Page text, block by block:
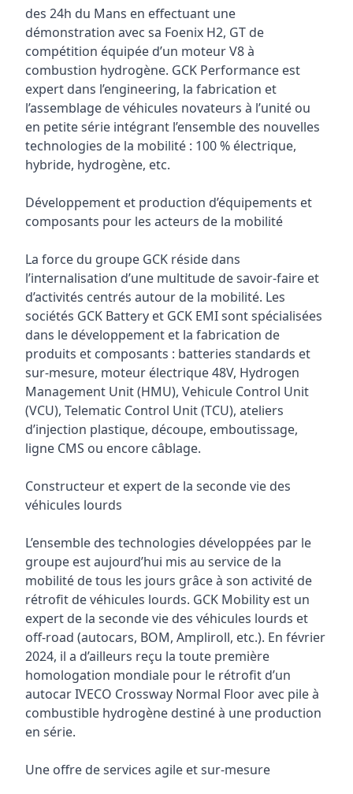
des 24h du Mans en effectuant une
démonstration avec sa Foenix H2, GT de
compétition équipée d’un moteur V8 à
combustion hydrogène. GCK Performance est
expert dans l’engineering, la fabrication et
l’assemblage de véhicules novateurs à l’unité ou
en petite série intégrant l’ensemble des nouvelles
technologies de la mobilité : 100 % électrique,
hybride, hydrogène, etc.
Développement et production d’équipements et
composants pour les acteurs de la mobilité
La force du groupe GCK réside dans
l’internalisation d’une multitude de savoir-faire et
d’activités centrés autour de la mobilité. Les
sociétés GCK Battery et GCK EMI sont spécialisées
dans le développement et la fabrication de
produits et composants : batteries standards et
sur-mesure, moteur électrique 48V, Hydrogen
Management Unit (HMU), Vehicule Control Unit
(VCU), Telematic Control Unit (TCU), ateliers
d’injection plastique, découpe, emboutissage,
ligne CMS ou encore câblage.
Constructeur et expert de la seconde vie des
véhicules lourds
L’ensemble des technologies développées par le
groupe est aujourd’hui mis au service de la
mobilité de tous les jours grâce à son activité de
rétrofit de véhicules lourds. GCK Mobility est un
expert de la seconde vie des véhicules lourds et
off-road (autocars, BOM, Ampliroll, etc.). En février
2024, il a d’ailleurs reçu la toute première
homologation mondiale pour le rétrofit d’un
autocar IVECO Crossway Normal Floor avec pile à
combustible hydrogène destiné à une production
en série.
Une offre de services agile et sur-mesure